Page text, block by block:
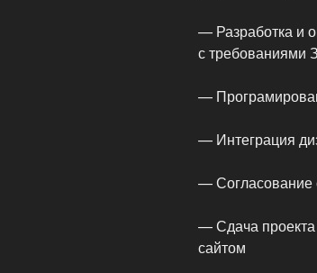
— Разработка и
с требованиями
—
— Интеграция
— Согласование
— Сдача
сайтом